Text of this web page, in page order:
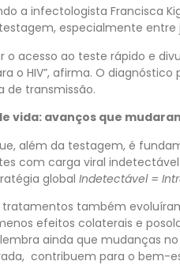
a infectologista Francisca
especialmente entre
o acesso ao teste rápido e
o HIV”, afirma. O
de transmissão.
vida: avanços que
além da testagem, é
com carga viral
global Indetectável =
tratamentos também
efeitos colaterais e
lembra ainda que mudanças
contribuem para o bem-